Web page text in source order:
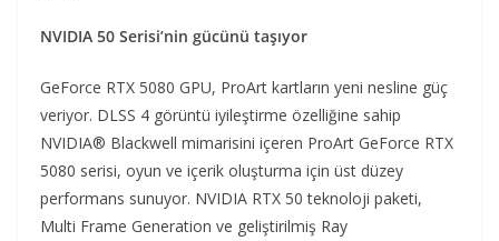
NVIDIA 50 Serisi’nin gücünü taşıyor
GeForce RTX 5080 GPU, ProArt kartların yeni nesline güç
veriyor. DLSS 4 görüntü iyileştirme özelliğine sahip
NVIDIA® Blackwell mimarisini içeren ProArt GeForce RTX
5080 serisi, oyun ve içerik oluşturma için üst düzey
performans sunuyor. NVIDIA RTX 50 teknoloji paketi,
Multi Frame Generation ve geliştirilmiş Ray